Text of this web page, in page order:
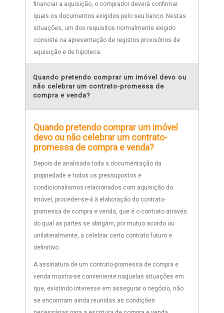
financiar a aquisição, o comprador deverá confirmar
quais os documentos exigidos pelo seu banco. Nestas
situações, um dos requisitos normalmente exigido
consiste na apresentação de registos provisórios de
aquisição e de hipoteca.
Quando pretendo comprar um imóvel devo ou
não celebrar um contrato-promessa de
compra e venda?
Quando pretendo comprar um imóvel
devo ou não celebrar um contrato-
promessa de compra e venda?
Depois de analisada toda a documentação da
propriedade e todos os pressupostos e
condicionalismos relacionados com aquisição do
imóvel, proceder-se-á à elaboração do contrato-
promessa de compra e venda, que é o contrato através
do qual as partes se obrigam, por mutuo acordo ou
unilateralmente, a celebrar certo contrato futuro e
definitivo.
A assinatura de um contrato-promessa de compra e
venda mostra-se conveniente naquelas situações em
que, existindo interesse em assegurar o negócio, não
se encontram ainda reunidas as condições